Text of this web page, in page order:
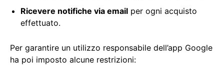
Ricevere notifiche via email per ogni acquisto
effettuato.
Per garantire un utilizzo responsabile dell’app Google
ha poi imposto alcune restrizioni: